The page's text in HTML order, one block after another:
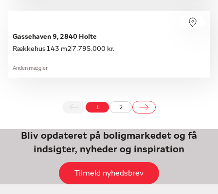
Gassehaven 9, 2840 Holte
Rækkehus143 m2 7.795.000 kr.
Anden mægler
2
Bliv opdateret på boligmarkedet og få
indsigter, nyheder og inspiration
Tilmeld nyhedsbrev